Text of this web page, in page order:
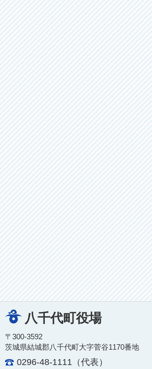
八千代町役場
〒300-3592
茨城県結城郡八千代町大字菅谷1170番地
0296-48-1111（代表）